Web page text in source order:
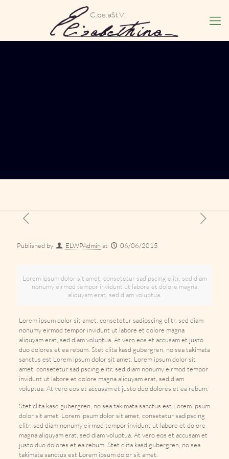
Published by ELWPAdminat 06/06/2015
Lorem ipsum dolor sit amet, consetetur sadipscing elitr, sed diam
nonumy eirmod tempor invidunt ut labore et dolore magna
aliquyam erat, sed diam voluptua.
Lorem ipsum dolor sit amet, consetetur sadipscing elitr, sed diam
nonumy eirmod tempor invidunt ut labore et dolore magna
aliquyam erat, sed diam voluptua. At vero eos et accusam et justo
duo dolores et ea rebum. Stet clita kasd gubergren, no sea takimata
sanctus est Lorem ipsum dolor sit amet. Lorem ipsum dolor sit
amet, consetetur sadipscing elitr, sed diam nonumy eirmod tempor
invidunt ut labore et dolore magna aliquyam erat, sed diam
voluptua. At vero eos et accusam et justo duo dolores et ea rebum.
Stet clita kasd gubergren, no sea takimata sanctus est Lorem ipsum
dolor sit amet. Lorem ipsum dolor sit amet, consetetur sadipscing
elitr, sed diam nonumy eirmod tempor invidunt ut labore et dolore
magna aliquyam erat, sed diam voluptua. At vero eos et accusam et
justo duo dolores et ea rebum. Stet clita kasd gubergren, no sea
takimata sanctus est Lorem ipsum dolor sit amet.